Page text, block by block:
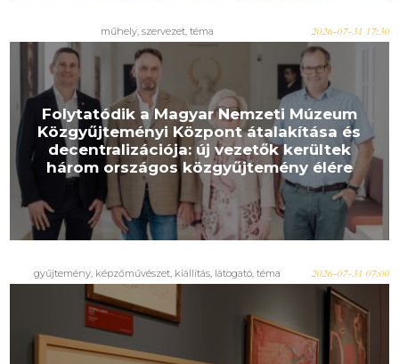
műhely, szervezet, téma 2026-07-31 17:30
Folytatódik a Magyar Nemzeti Múzeum
Közgyűjteményi Központ átalakítása és
decentralizációja: új vezetők kerültek
három országos közgyűjtemény élére
gyűjtemény, képzőművészet, kiállítás, látogató, téma 2026-07-31 07:00